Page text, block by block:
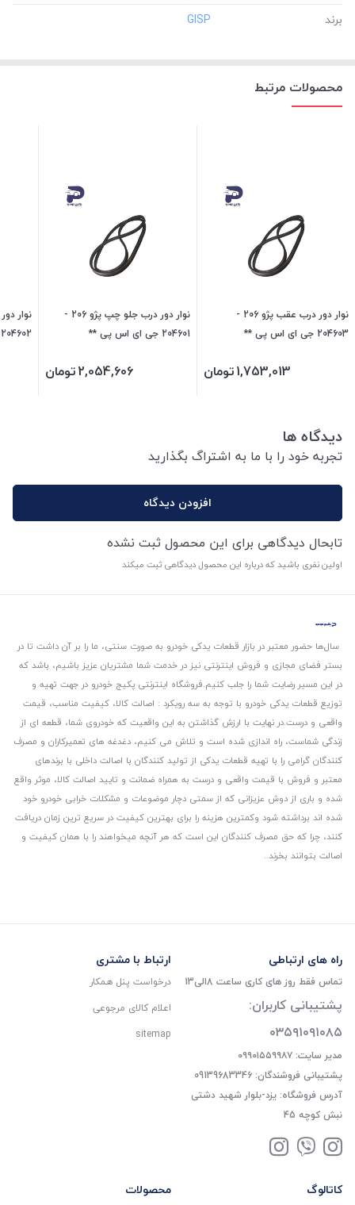
برند
‎GISP
محصولات مرتبط
نوار دور درب عقب پژو 206 -
204603 جی ای اس پی **
1,753,013تومان
نوار دور درب جلو چپ پژو 206 -
204601 جی ای اس پی **
2,054,606تومان
204602 جی ای اس پی **
دیدگاه ها
تجربه خود را با ما به اشتراگ بگذارید
افزودن دیدگاه
تابحال دیدگاهی برای این محصول ثبت نشده
اولین نفری باشید که درباره این محصول دیدگاهی ثبت میکند
سال‌ها حضور معتبر در بازار قطعات یدکی خودرو به صورت سنتی، ما را بر آن داشت تا در
بستر فضای مجازی و فروش اینترنتی نیز در خدمت شما مشتریان عزیز باشیم، باشد که
در این مسیر رضایت شما را جلب کنیم.فروشگاه اینترنتی پکیج خودرو در جهت تهیه و
توزیع قطعات یدکی خودرو با توجه به سه رویکرد : اصالت کالا، کیفیت مناسب، قیمت
واقعی و درست.در نهایت با ارزش گذاشتن به این واقعیت که خودروی شما، قطعه ای از
زندگی شماست، راه اندازی شده است و تلاش می کنیم، دغدغه های تعمیرکاران و مصرف
کنندگان گرامی را با تهیه قطعات یدکی از تولید کنندگان با اصالت داخلی با برندهای
معتبر و فروش با قیمت واقعی و درست به همراه ضمانت و تایید اصالت کالا، موثر واقع
شده و باری از دوش عزیزانی که از سمتی دچار موضوعات و مشکلات خرابی خودرو خود
شده اند برداشته شود و‌کمترین هزینه را برای بهترین کیفیت در سریع ترین زمان دریافت
کنند، چرا که حق مصرف کنندگان این است که هر آنچه میخواهند را با همان کیفیت و
اصالت بتوانند بخرند..
راه های ارتباطی
تماس فقط روز های کاری ساعت 8الی13
پشتیبانی کاربران:
۰۳۵۹۱۰۹۱۰۸۵
مدیر سایت: ۰۹۹۰۱۵۵۹۹۸۷
پشتیبانی فروشندگان: 09139683346
آدرس فروشگاه: یزد-بلوار شهید دشتی
نبش کوچه 45
ارتباط با مشتری
درخواست پنل همکار
اعلام کالای مرجوعی
sitemap
کاتالوگ محصولات